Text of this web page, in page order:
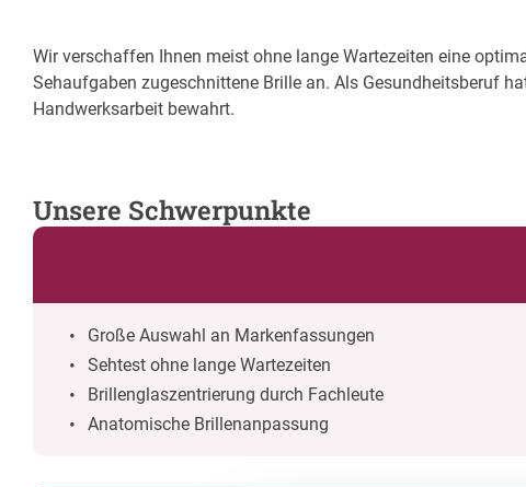
Wir verschaffen Ihnen meist ohne lange Wartezeiten eine
Sehaufgaben zugeschnittene Brille an. Als Gesundheitsberuf
Handwerksarbeit bewahrt.
Unsere Schwerpunkte
Große Auswahl an Markenfassungen
Sehtest ohne lange Wartezeiten
Brillenglaszentrierung durch Fachleute
Anatomische Brillenanpassung